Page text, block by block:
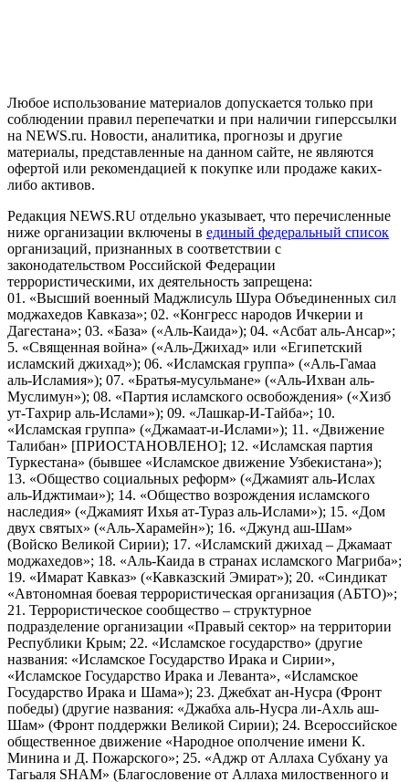
Любое использование материалов допускается только при
соблюдении правил перепечатки и при наличии гиперссылки
на NEWS.ru. Новости, аналитика, прогнозы и другие
материалы, представленные на данном сайте, не являются
офертой или рекомендацией к покупке или продаже каких-
либо активов.
Редакция NEWS.RU отдельно указывает, что перечисленные
ниже организации включены в единый федеральный список
организаций, признанных в соответствии с
законодательством Российской Федерации
террористическими, их деятельность запрещена:
01. «Высший военный Маджлисуль Шура Объединенных сил
моджахедов Кавказа»; 02. «Конгресс народов Ичкерии и
Дагестана»; 03. «База» («Аль-Каида»); 04. «Асбат аль-Ансар»;
5. «Священная война» («Аль-Джихад» или «Египетский
исламский джихад»); 06. «Исламская группа» («Аль-Гамаа
аль-Исламия»); 07. «Братья-мусульмане» («Аль-Ихван аль-
Муслимун»); 08. «Партия исламского освобождения» («Хизб
ут-Тахрир аль-Ислами»); 09. «Лашкар-И-Тайба»; 10.
«Исламская группа» («Джамаат-и-Ислами»); 11. «Движение
Талибан» [ПРИОСТАНОВЛЕНО]; 12. «Исламская партия
Туркестана» (бывшее «Исламское движение Узбекистана»);
13. «Общество социальных реформ» («Джамият аль-Ислах
аль-Иджтимаи»); 14. «Общество возрождения исламского
наследия» («Джамият Ихья ат-Тураз аль-Ислами»); 15. «Дом
двух святых» («Аль-Харамейн»); 16. «Джунд аш-Шам»
(Войско Великой Сирии); 17. «Исламский джихад – Джамаат
моджахедов»; 18. «Аль-Каида в странах исламского Магриба»;
19. «Имарат Кавказ» («Кавказский Эмират»); 20. «Синдикат
«Автономная боевая террористическая организация (АБТО)»;
21. Террористическое сообщество – структурное
подразделение организации «Правый сектор» на территории
Республики Крым; 22. «Исламское государство» (другие
названия: «Исламское Государство Ирака и Сирии»,
«Исламское Государство Ирака и Леванта», «Исламское
Государство Ирака и Шама»); 23. Джебхат ан-Нусра (Фронт
победы) (другие названия: «Джабха аль-Нусра ли-Ахль аш-
Шам» (Фронт поддержки Великой Сирии); 24. Всероссийское
общественное движение «Народное ополчение имени К.
Минина и Д. Пожарского»; 25. «Аджр от Аллаха Субхану уа
Тагьаля SHAM» (Благословение от Аллаха милоственного и